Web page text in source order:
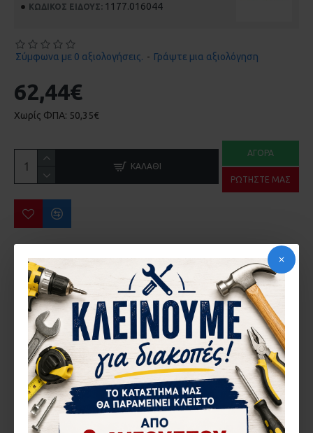
ΚΩΔΙΚΌΣ ΕΊΔΟΥΣ: 1177.016044
Σύμφωνα με 0 αξιολογήσεις. - Γράψτε μια αξιολόγηση
62,44€
Χωρίς ΦΠΑ: 50,35€
ΚΑΛΆΘΙ
ΑΓΟΡΆ
ΡΩΤΉΣΤΕ ΜΑΣ
ΠΕΡΙΣΣΌΤΕΡΑ ΑΠΌ ΤΗΝ ΙΔΙΑ ΜΆΡΚΑ
ΑΝΤΙΚΡΥΣΜΑ ΚΛΕΙΔΑΡΙΑΣ COMUNELLO 215 ΣΥΡΟΜΕΝΗΣ ΚΑΓΚΕΛΟΠΟΡΤΑΣ
2,87€ 32,62€
ΠΕΡΙΓΡΑ΄ΦΉ